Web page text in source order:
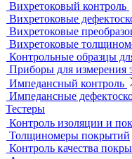
Нагреватели для
Магнитный контроль
Магнитопорошковые
Магнитные
Магнитометры,
Автоматические линии
контроля
Образцы для МПД
Расходные материалы
УФ-лампы и
Метод магнитной памяти
Приборы для контроля